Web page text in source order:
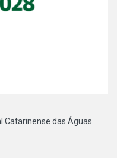
Catarinense das Águas